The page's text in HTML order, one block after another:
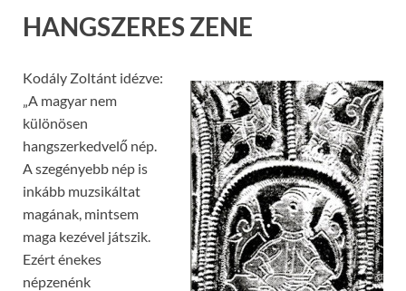
HANGSZERES ZENE
Kodály Zoltánt idézve:
„A magyar nem
különösen
hangszerkedvelő nép.
A szegényebb nép is
inkább muzsikáltat
magának, mintsem
maga kezével játszik.
Ezért énekes
népzenénk